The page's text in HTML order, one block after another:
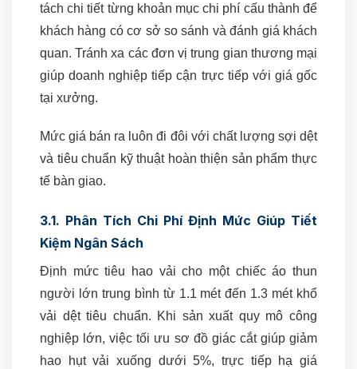
tách chi tiết từng khoản mục chi phí cấu thành để
khách hàng có cơ sở so sánh và đánh giá khách
quan. Tránh xa các đơn vị trung gian thương mại
giúp doanh nghiệp tiếp cận trực tiếp với giá gốc
tại xưởng.
Mức giá bán ra luôn đi đôi với chất lượng sợi dệt
và tiêu chuẩn kỹ thuật hoàn thiện sản phẩm thực
tế bàn giao.
3.1. Phân Tích Chi Phí Định Mức Giúp Tiết
Kiệm Ngân Sách
Định mức tiêu hao vải cho một chiếc áo thun
người lớn trung bình từ 1.1 mét đến 1.3 mét khổ
vải dệt tiêu chuẩn. Khi sản xuất quy mô công
nghiệp lớn, việc tối ưu sơ đồ giác cắt giúp giảm
hao hụt vải xuống dưới 5%, trực tiếp hạ giá